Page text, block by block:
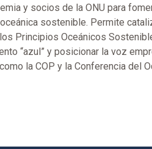
y socios de la ONU para
sostenible. Permite
Principios Oceánicos
“azul” y posicionar la voz
la COP y la Conferencia del